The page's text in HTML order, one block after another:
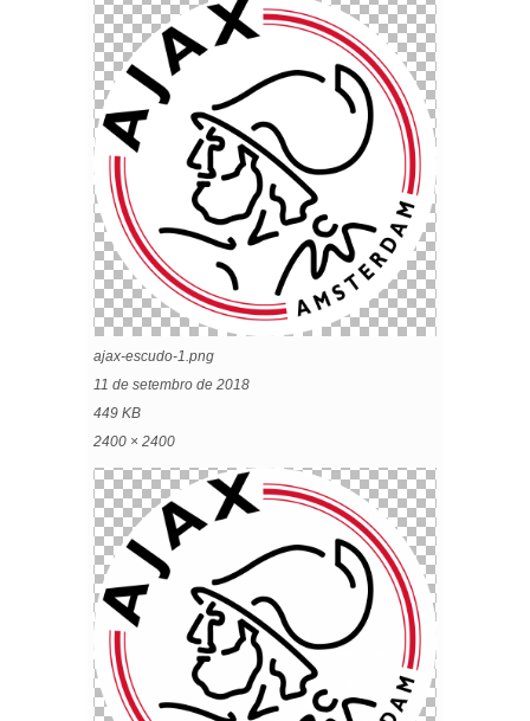
ajax-escudo-1.png
11 de setembro de 2018
449 KB
2400 × 2400